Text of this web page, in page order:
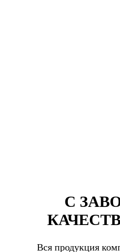
С
Вся продукция